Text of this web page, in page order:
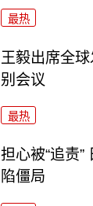
最热
王毅出席全
别会议
最热
担心被“追责”
陷僵局